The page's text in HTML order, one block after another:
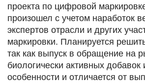
проекта по цифровой
произошел с учетом наработок
экспертов отрасли и других
маркировки. Планируется
так как выпуск в обращение на
биологически активных добавок
особенности и отличается от